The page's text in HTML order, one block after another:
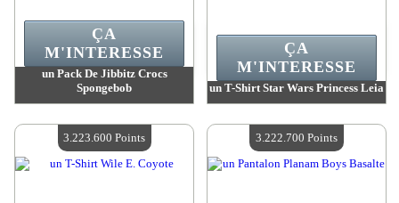
un Pack De Jibbitz Crocs
Spongebob
Quantité Disponible :4
ÇA
M'INTERESSE
un T-Shirt Star Wars Princess Leia
Quantité Disponible :4
ÇA
M'INTERESSE
3.223.600 Points 3.222.700 Points